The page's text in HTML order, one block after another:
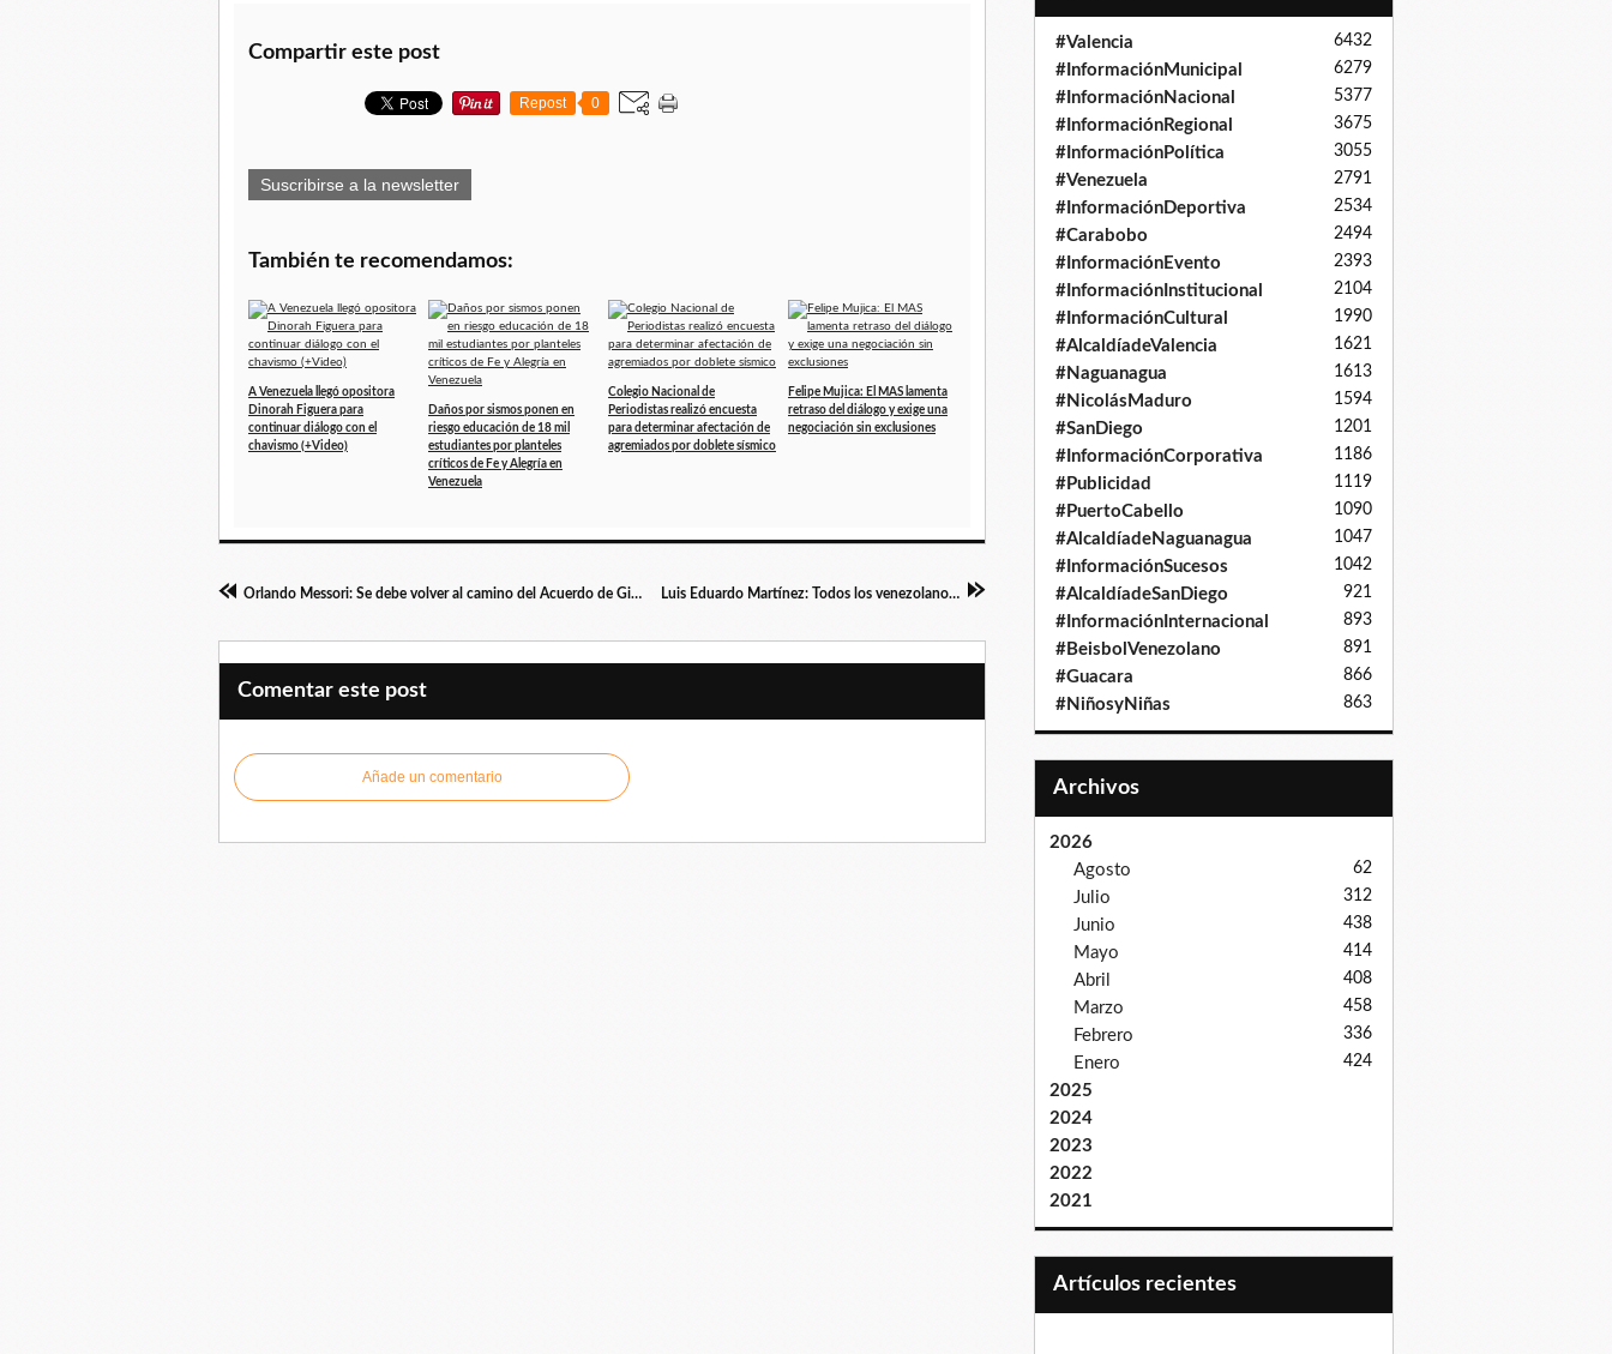
Compartir este post
Repost 0
Suscribirse a la newsletter
También te recomendamos:
A Venezuela llegó opositora
Dinorah Figuera para
continuar diálogo con el
chavismo (+Video)
Daños por sismos ponen en
riesgo educación de 18 mil
estudiantes por planteles
críticos de Fe y Alegría en
Venezuela
Colegio Nacional de
Periodistas realizó encuesta
para determinar afectación de
agremiados por doblete sísmico
Felipe Mujica: El MAS lamenta
retraso del diálogo y exige una
negociación sin exclusiones
Orlando Messori: Se debe volver al camino del Acuerdo de Ginebra y reconocer violación de los derechos de Venezuela Luis Eduardo Martínez: Todos los venezolanos debemos unirnos en defensa del Esequibo
Comentar este post
Añade un comentario
#Valencia 6432
#InformaciónMunicipal 6279
#InformaciónNacional 5377
#InformaciónRegional 3675
#InformaciónPolítica 3055
#Venezuela 2791
#InformaciónDeportiva 2534
#Carabobo 2494
#InformaciónEvento 2393
#InformaciónInstitucional 2104
#InformaciónCultural 1990
#AlcaldíadeValencia 1621
#Naguanagua 1613
#NicolásMaduro 1594
#SanDiego 1201
#InformaciónCorporativa 1186
#Publicidad 1119
#PuertoCabello 1090
#AlcaldíadeNaguanagua 1047
#InformaciónSucesos 1042
#AlcaldíadeSanDiego 921
#InformaciónInternacional 893
#BeisbolVenezolano 891
#Guacara 866
#NiñosyNiñas 863
Archivos
2026
Agosto
62
Julio 312
Junio 438
Mayo 414
Abril 408
Marzo 458
Febrero 336
Enero 424
2025
2024
2023
2022
2021
Artículos recientes